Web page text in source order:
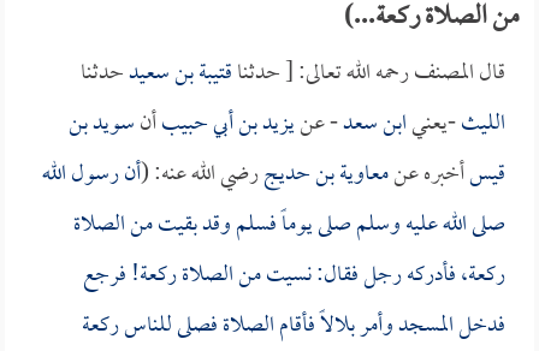
من الصلاة ركعة...)
قال المصنف رحمه الله تعالى: [ حدثناقتيبة بن سعيدحدثنا
الليث-يعنيابن سعد- عنيزيد بن أبي حبيبأنسويد بن
قيسأخبره عنمعاوية بن حديجرضي الله عنه: (أن رسول الله
صلى الله عليه وسلم صلى يوماً فسلم وقد بقيت من الصلاة
ركعة، فأدركه رجل فقال: نسيت من الصلاة ركعة! فرجع
فدخل المسجد وأمربلالاًفأقام الصلاة فصلى للناس ركعة